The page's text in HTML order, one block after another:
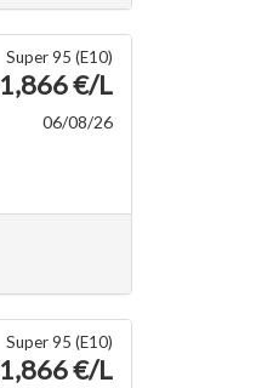
Super 95 (E10)
1,866 €/L
06/08/26
Super 95 (E10)
1,866 €/L